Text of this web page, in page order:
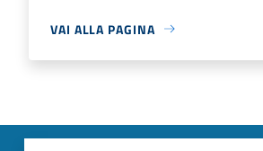
VAI ALLA PAGINA